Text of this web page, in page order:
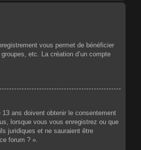
vous permet de bénéficier
etc. La création d’un compte
ans doivent obtenir le consentement
lorsque vous vous enregistrez ou que
juridiques et ne sauraient être
forum ? ».